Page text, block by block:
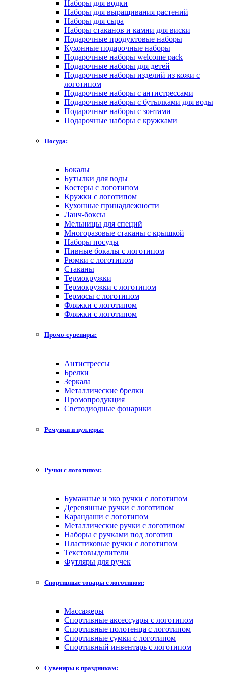
Наборы для водки
Наборы для выращивания растений
Наборы для сыра
Наборы стаканов и камни для виски
Подарочные продуктовые наборы
Кухонные подарочные наборы
Подарочные наборы welcome pack
Подарочные наборы для детей
Подарочные наборы изделий из кожи с
логотипом
Подарочные наборы с антистрессами
Подарочные наборы с бутылками для воды
Подарочные наборы с зонтами
Подарочные наборы с кружками
Посуда:
Бокалы
Бутылки для воды
Костеры с логотипом
Кружки с логотипом
Кухонные принадлежности
Ланч-боксы
Мельницы для специй
Многоразовые стаканы с крышкой
Наборы посуды
Пивные бокалы с логотипом
Рюмки с логотипом
Стаканы
Термокружки
Термокружки с логотипом
Термосы с логотипом
Фляжки с логотипом
Фляжки с логотипом
Промо-сувениры:
Антистрессы
Брелки
Зеркала
Металлические брелки
Промопродукция
Светодиодные фонарики
Ремувки и пуллеры:
Ручки с логотипом:
Бумажные и эко ручки с логотипом
Деревянные ручки с логотипом
Карандаши с логотипом
Металлические ручки с логотипом
Наборы с ручками под логотип
Пластиковые ручки с логотипом
Текстовыделители
Футляры для ручек
Спортивные товары с логотипом:
Массажеры
Спортивные аксессуары с логотипом
Спортивные полотенца с логотипом
Спортивные сумки с логотипом
Спортивный инвентарь с логотипом
Сувениры к праздникам: